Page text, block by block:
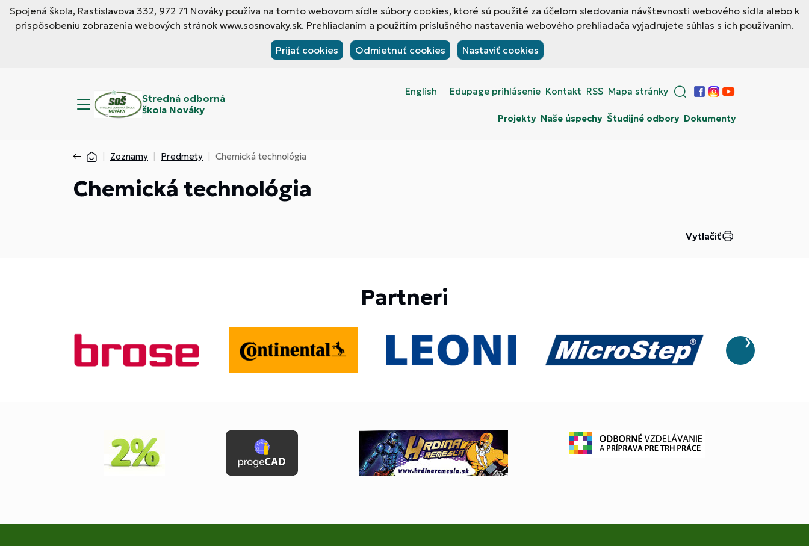
Spojená škola, Rastislavova 332, 972 71 Nováky používa na tomto webovom sídle súbory cookies, ktoré sú použité za účelom sledovania návštevnosti webového sídla alebo k
prispôsobeniu zobrazenia webových stránok www.sosnovaky.sk. Prehliadaním a použitím príslušného nastavenia webového prehliadača vyjadrujete súhlas s ich používaním.
Prijať cookies Odmietnuť cookies Nastaviť cookies
Stredná odborná
škola Nováky
English Edupage prihlásenie Kontakt RSS Mapa stránky
Facebook
Instagram
YouTube
Projekty Naše úspechy Študijné odbory Dokumenty
Zoznamy Predmety Chemická technológia
Chemická technológia
Vytlačiť
Partneri